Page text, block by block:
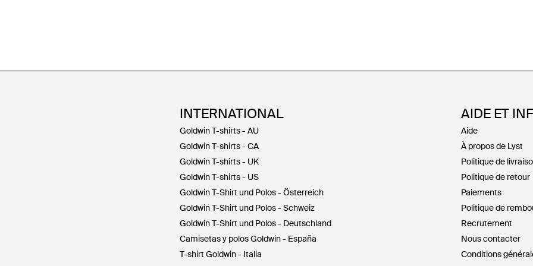
INTERNATIONAL
Goldwin T-shirts - AU
Goldwin T-shirts - CA
Goldwin T-shirts - UK
Goldwin T-shirts - US
Goldwin T-Shirt und Polos - Österreich
Goldwin T-Shirt und Polos - Schweiz
Goldwin T-Shirt und Polos - Deutschland
Camisetas y polos Goldwin - España
T-shirt Goldwin - Italia
AIDE ET
Aide
À propos de Lyst
Politique de
Politique de retour
Paiements
Politique de
Recrutement
Nous contacter
Conditions